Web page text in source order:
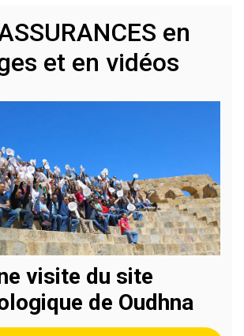
en
et en vidéos
visite du site
de Oudhna